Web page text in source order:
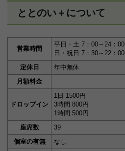
ととのい＋について
営業時間
平日・土 7：00～24：00
日・祝日 7：30～22：00
定休日
年中無休
月額料金
ドロップイン
1日 1500円
3時間 800円
1時間 500円
座席数
39
個室の有無
なし